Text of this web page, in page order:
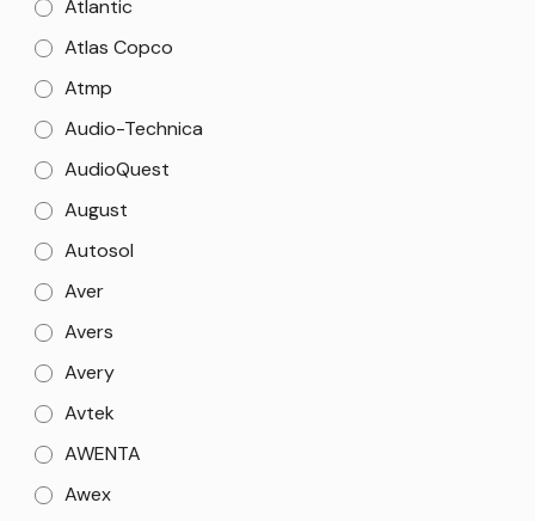
Atlantic
Atlas Copco
Atmp
Audio-Technica
AudioQuest
August
Autosol
Aver
Avers
Avery
Avtek
AWENTA
Awex